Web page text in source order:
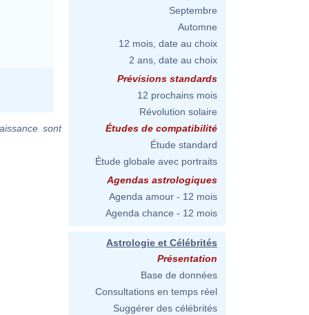
sont
Septembre
Automne
12 mois, date au choix
2 ans, date au choix
Prévisions standards
12 prochains mois
Révolution solaire
Études de compatibilité
Étude standard
Étude globale avec portraits
Agendas astrologiques
Agenda amour - 12 mois
Agenda chance - 12 mois
Astrologie et Célébrités
Présentation
Base de données
Consultations en temps réel
Suggérer des célébrités